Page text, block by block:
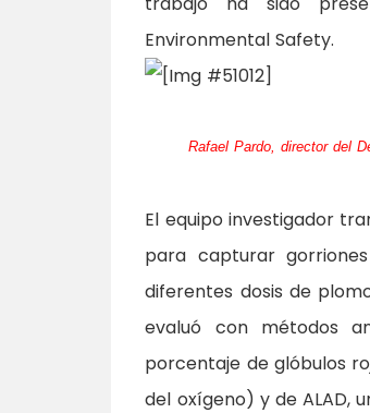
Environmental Safety.
Rafael Pardo, director del
El equipo investigador
para capturar
diferentes dosis de
evaluó con métodos
porcentaje de glóbulos
del oxígeno) y de ALAD,